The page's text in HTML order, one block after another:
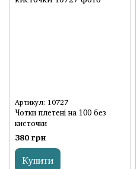
Артикул: 10727
Чотки плетені на 100 без
кисточки
380 грн
Купити